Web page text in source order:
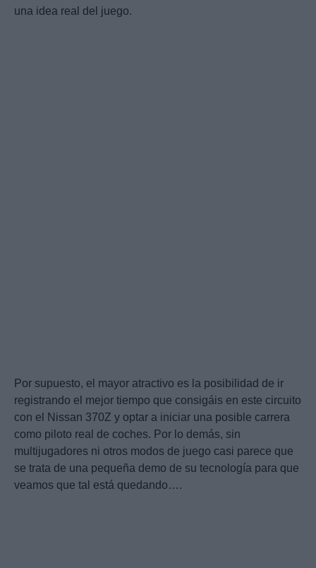
una idea real del juego.
Por supuesto, el mayor atractivo es la posibilidad de ir
registrando el mejor tiempo que consigáis en este circuito
con el Nissan 370Z y optar a iniciar una posible carrera
como piloto real de coches. Por lo demás, sin
multijugadores ni otros modos de juego casi parece que
se trata de una pequeña demo de su tecnología para que
veamos que tal está quedando….